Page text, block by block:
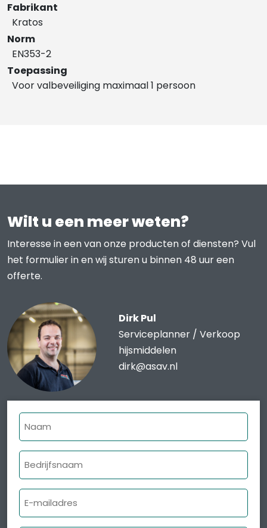
Fabrikant
Kratos
Norm
EN353-2
Toepassing
Voor valbeveiliging maximaal 1 persoon
Wilt u een meer weten?
Interesse in een van onze producten of diensten? Vul
het formulier in en wij sturen u binnen 48 uur een
offerte.
Dirk Pul
Serviceplanner / Verkoop
hijsmiddelen
dirk@asav.nl
Naam
Bedrijfsnaam
E-
mailadres